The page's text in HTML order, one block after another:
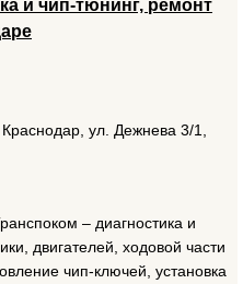
и чип-тюнинг, ремонт
ул. Дежнева 3/1,
– диагностика и
двигателей, ходовой части
чип-ключей, установка